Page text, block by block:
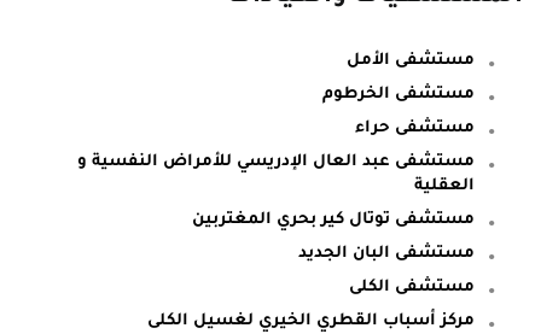
مستشفى الأمل
مستشفى الخرطوم
مستشفى حراء
مستشفى عبد العال الإدريسي للأمراض النفسية و
العقلية
مستشفى توتال كير بحري المغتربين
مستشفى البان الجديد
مستشفى الكلى
مركز أسباب القطري الخيري لغسيل الكلى